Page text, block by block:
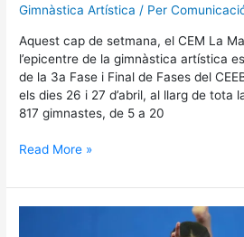
Gimnàstica Artística / Per
Aquest cap de setmana, el CEM La
l’epicentre de la gimnàstica artística
de la 3a Fase i Final de Fases del
els dies 26 i 27 d’abril, al llarg de tota
817 gimnastes, de 5 a 20
del
Read More »